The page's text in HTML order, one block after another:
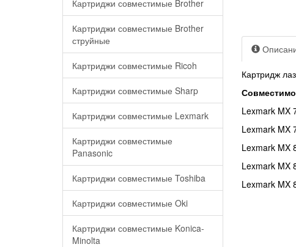
Картриджи совместимые Brother
Картриджи совместимые Brother
струйные
Картриджи совместимые Ricoh
Картриджи совместимые Sharp
Картриджи совместимые Lexmark
Картриджи совместимые
Panasonic
Картриджи совместимые Toshiba
Картриджи совместимые Oki
Картриджи совместимые Konica-
Minolta
Картридж
Lexmark MX
Lexmark MX
Lexmark MX
Lexmark MX
Lexmark MX